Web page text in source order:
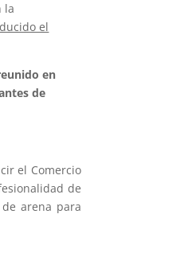
la
el
en
de
el Comercio
de
arena para